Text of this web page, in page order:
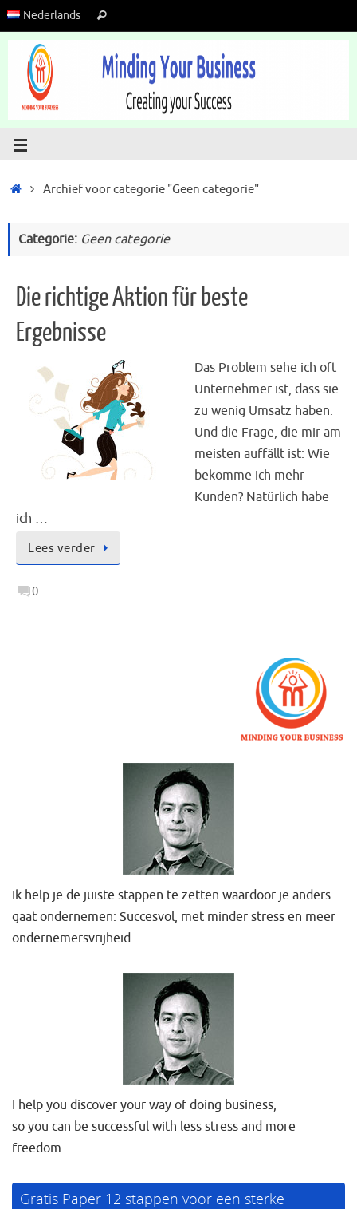
Nederlands
Archief voor categorie "Geen categorie"
Categorie: Geen categorie
Die richtige Aktion für beste
Ergebnisse
Das Problem sehe ich oft
Unternehmer ist, dass sie
zu wenig Umsatz haben.
Und die Frage, die mir am
meisten auffällt ist: Wie
bekomme ich mehr
Kunden? Natürlich habe
ich …
Lees verder
0
Ik help je de juiste stappen te zetten waardoor je anders
gaat ondernemen: Succesvol, met minder stress en meer
ondernemersvrijheid.
I help you discover your way of doing business,
so you can be successful with less stress and more
freedom.
Gratis Paper 12 stappen voor een sterke